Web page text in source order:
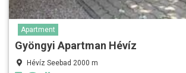
Apartment
Gyöngyi Apartman Hévíz
Hévíz Seebad 2000 m